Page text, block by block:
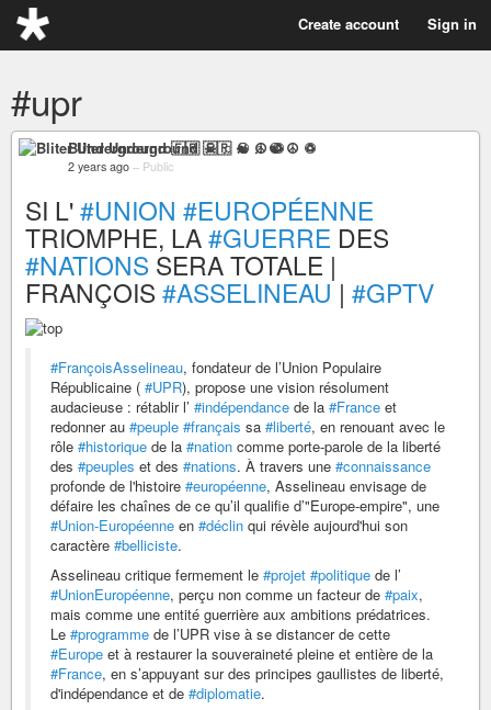
Create account Sign in
#upr
Bliter Underground 🇫🇷 ☠ ♫ ☯ ☮ ♽
2 years ago – Public
SI L'#UNION #EUROPÉENNE
TRIOMPHE, LA#GUERRE DES
#NATIONS SERA TOTALE |
FRANÇOIS#ASSELINEAU| #GPTV
#FrançoisAsselineau, fondateur de l’Union Populaire
Républicaine ( #UPR), propose une vision résolument
audacieuse : rétablir l’ #indépendance de la #France et
redonner au #peuple #français sa #liberté, en renouant avec le
rôle #historique de la #nation comme porte-parole de la liberté
des #peuples et des #nations. À travers une #connaissance
profonde de l'histoire #européenne, Asselineau envisage de
défaire les chaînes de ce qu’il qualifie d’"Europe-empire", une
#Union-Européenne en #déclin qui révèle aujourd'hui son
caractère #belliciste.
Asselineau critique fermement le #projet #politique de l’
#UnionEuropéenne, perçu non comme un facteur de #paix,
mais comme une entité guerrière aux ambitions prédatrices.
Le #programme de l’UPR vise à se distancer de cette
#Europe et à restaurer la souveraineté pleine et entière de la
#France, en s’appuyant sur des principes gaullistes de liberté,
d'indépendance et de #diplomatie.